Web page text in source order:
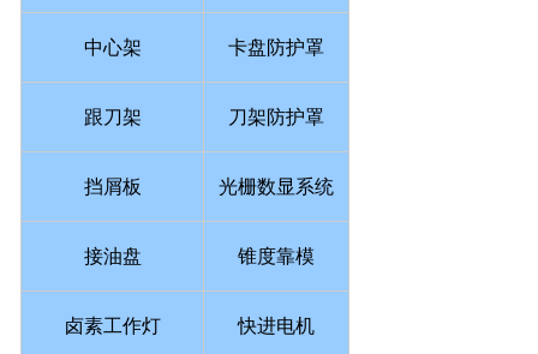
中心架 卡盘防护罩
跟刀架 刀架防护罩
挡屑板 光栅数显系统
接油盘 锥度靠模
卤素工作灯 快进电机